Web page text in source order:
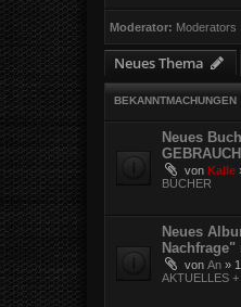
Moderator: Moderators
Neues Thema
BEKANNTMACHUNGEN
Neues Buch
von Kalle
BÜCHER
Neues
Nachfrage"
von An »
AKTUELLES